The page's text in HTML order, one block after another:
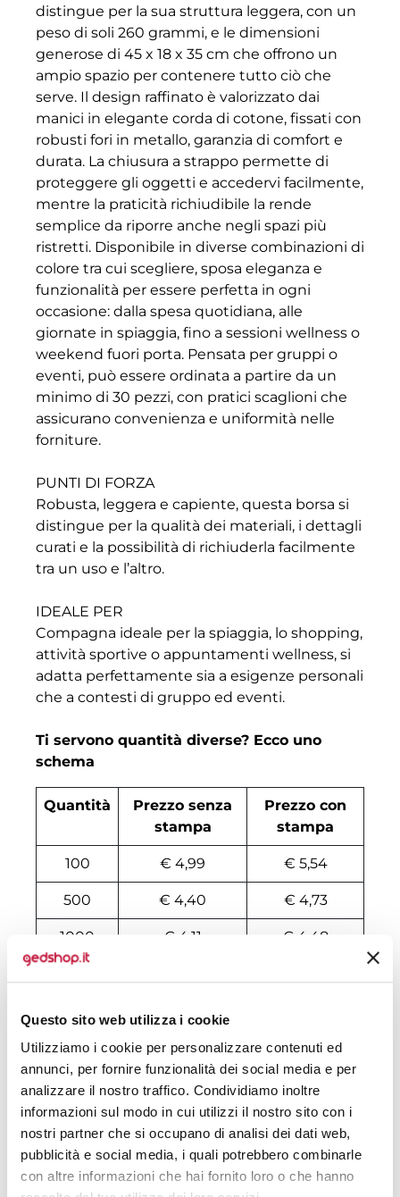
Questo sito web utilizza i cookie
Utilizziamo i cookie per personalizzare contenuti ed
annunci, per fornire funzionalità dei social media e per
analizzare il nostro traffico. Condividiamo inoltre
informazioni sul modo in cui utilizzi il nostro sito con i
nostri partner che si occupano di analisi dei dati web,
pubblicità e social media, i quali potrebbero combinarle
con altre informazioni che hai fornito loro o che hanno
distingue per la sua struttura leggera, con un
peso di soli 260 grammi, e le dimensioni
generose di 45 x 18 x 35 cm che offrono un
ampio spazio per contenere tutto ciò che
serve. Il design raffinato è valorizzato dai
manici in elegante corda di cotone, fissati con
robusti fori in metallo, garanzia di comfort e
durata. La chiusura a strappo permette di
proteggere gli oggetti e accedervi facilmente,
mentre la praticità richiudibile la rende
semplice da riporre anche negli spazi più
ristretti. Disponibile in diverse combinazioni di
colore tra cui scegliere, sposa eleganza e
funzionalità per essere perfetta in ogni
occasione: dalla spesa quotidiana, alle
giornate in spiaggia, fino a sessioni wellness o
weekend fuori porta. Pensata per gruppi o
eventi, può essere ordinata a partire da un
minimo di 30 pezzi, con pratici scaglioni che
assicurano convenienza e uniformità nelle
forniture.
PUNTI DI FORZA
Robusta, leggera e capiente, questa borsa si
distingue per la qualità dei materiali, i dettagli
curati e la possibilità di richiuderla facilmente
tra un uso e l’altro.
IDEALE PER
Compagna ideale per la spiaggia, lo shopping,
attività sportive o appuntamenti wellness, si
adatta perfettamente sia a esigenze personali
che a contesti di gruppo ed eventi.
Ti servono quantità diverse? Ecco uno
schema
Quantità
Prezzo senza
stampa
Prezzo con
stampa
100 € 4,99 € 5,54
500 € 4,40 € 4,73
1000 € 4,11 € 4,48
4000 € 4,00 € 4,23
5000 € 4,00 € 4,17
6000 € 3,99 € 4,15
7000 € 3,98 € 4,14
8000 € 3,96